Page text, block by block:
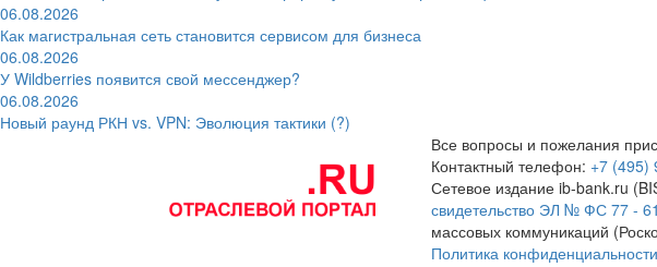
06.08.2026
Как магистральная сеть становится сервисом для бизнеса
06.08.2026
У Wildberries появится свой мессенджер?
06.08.2026
Новый раунд РКН vs. VPN: Эволюция тактики (?)
Все вопросы и пожелания
Контактный телефон: +7 (495)
Сетевое издание ib-bank.ru
свидетельство ЭЛ № ФС 77 -
массовых коммуникаций
Политика конфиденциальности